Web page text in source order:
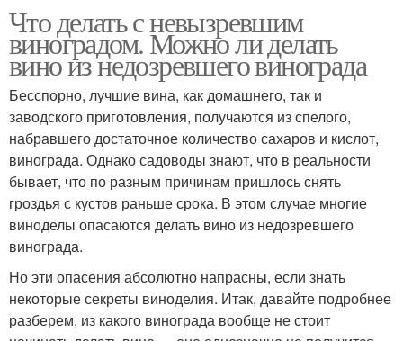
Что делать с невызревшим
виноградом. Можно ли делать
вино из недозревшего винограда
Бесспорно, лучшие вина, как домашнего, так и
заводского приготовления, получаются из спелого,
набравшего достаточное количество сахаров и кислот,
винограда. Однако садоводы знают, что в реальности
бывает, что по разным причинам пришлось снять
гроздья с кустов раньше срока. В этом случае многие
виноделы опасаются делать вино из недозревшего
винограда.
Но эти опасения абсолютно напрасны, если знать
некоторые секреты виноделия. Итак, давайте подробнее
разберем, из какого винограда вообще не стоит